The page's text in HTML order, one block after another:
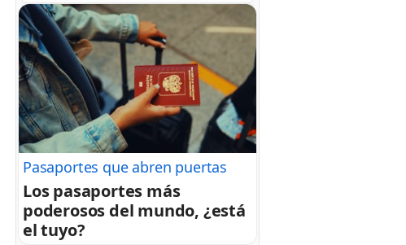
Pasaportes que abren puertas
Los pasaportes más
poderosos del mundo, ¿está
el tuyo?